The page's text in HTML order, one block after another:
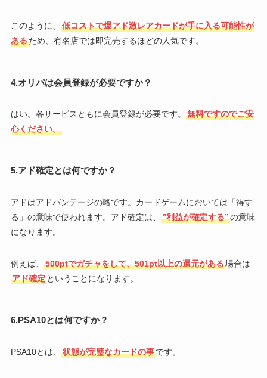
このように、
低コストで爆アド激レアカードが手に入る可能性が
あるため、有名店では即完売するほどの人気です。
4.オリパは会員登録が必要ですか？
はい。各サービスともに会員登録が必要です。
無料ですのでご安
心ください。
5.アド確定とは何ですか？
アドはアドバンテージの略です。カードゲームにおいては「得す
る」の意味で使われます。アド確定は、
”利益が確定する”の意味
になります。
例えば、 500ptでガチャをして、501pt以上の還元がある場合は
アド確定ということになります。
6.PSA10とは何ですか？
PSA10とは、 状態が完璧なカードの事です。